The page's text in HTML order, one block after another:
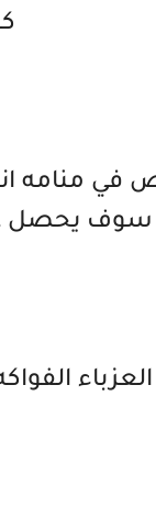
في
سوف يحصل
العزباء